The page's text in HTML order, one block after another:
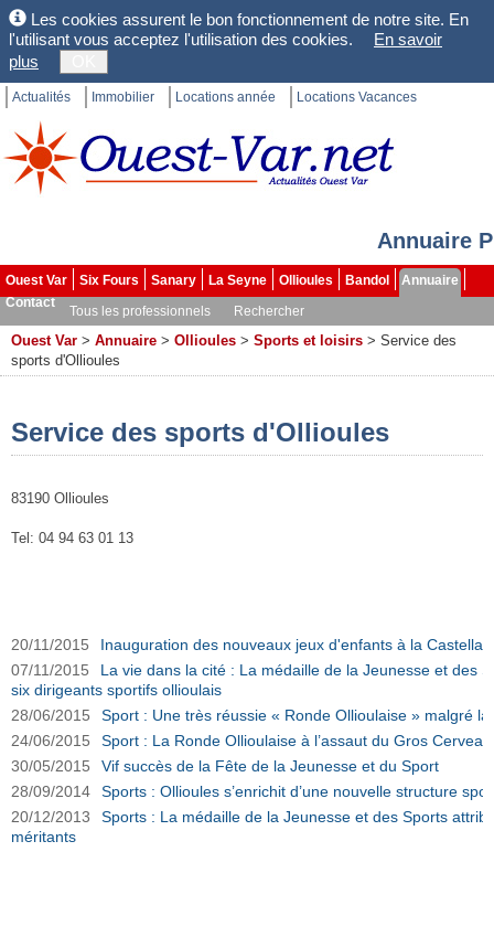
Les cookies assurent le bon fonctionnement de notre site. En
l'utilisant vous acceptez l'utilisation des cookies.
En savoir
plus
Actualités Immobilier Locations année Locations Vacances
Annuaire
Ouest Var Six Fours Sanary La Seyne Ollioules Bandol
Annuaire
Contact
Tous les professionnels Rechercher
Ouest Var > Annuaire > Ollioules > Sports et loisirs > Service des
sports d'Ollioules
Service des sports d'Ollioules
83190 Ollioules
Tel: 04 94 63 01 13
20/11/2015
Inauguration des nouveaux jeux d'enfants à la
07/11/2015
La vie dans la cité : La médaille de la Jeunesse et des
six dirigeants sportifs ollioulais
28/06/2015
Sport : Une très réussie « Ronde Ollioulaise » malgré la
24/06/2015
Sport : La Ronde Ollioulaise à l’assaut du Gros
30/05/2015
Vif succès de la Fête de la Jeunesse et du Sport
28/09/2014
Sports : Ollioules s’enrichit d’une nouvelle structure
20/12/2013
Sports : La médaille de la Jeunesse et des Sports
méritants